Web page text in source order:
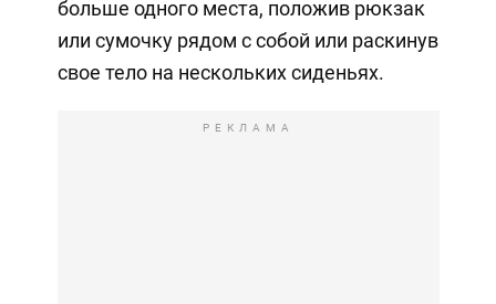
больше одного места, положив рюкзак
или сумочку рядом с собой или раскинув
свое тело на нескольких сиденьях.
РЕКЛАМА